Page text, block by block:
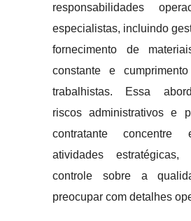
responsabilidades
especialistas, incluindo
fornecimento de
constante e
trabalhistas. Essa
riscos administrativos e
contratante concentre
atividades
controle sobre a
preocupar com detalhes